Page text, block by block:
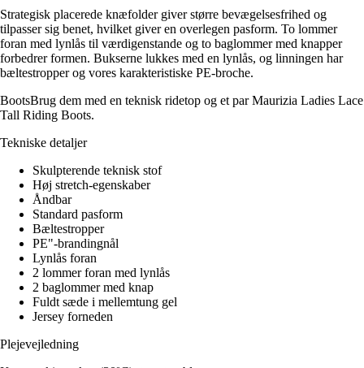
Strategisk placerede knæfolder giver større bevægelsesfrihed og
tilpasser sig benet, hvilket giver en overlegen pasform. To lommer
foran med lynlås til værdigenstande og to baglommer med knapper
forbedrer formen. Bukserne lukkes med en lynlås, og linningen har
bæltestropper og vores karakteristiske PE-broche.
BootsBrug dem med en teknisk ridetop og et par Maurizia Ladies Lace
Tall Riding Boots.
Tekniske detaljer
Skulpterende teknisk stof
Høj stretch-egenskaber
Åndbar
Standard pasform
Bæltestropper
PE"-brandingnål
Lynlås foran
2 lommer foran med lynlås
2 baglommer med knap
Fuldt sæde i mellemtung gel
Jersey forneden
Plejevejledning